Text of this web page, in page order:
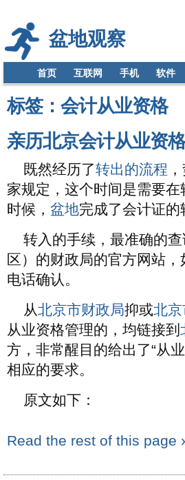
盆地观察
首页 互联网 手机 软件
标签：会计从业资格
亲历北京会计从业资
既然经历了转出的流程
家规定，这个时间是需要
时候， 盆地完成了会计证的
转入的手续，最准确的查
区）的财政局的官方网站
电话确认。
从北京市财政局抑或北
从业资格管理的，均链接到
方，非常醒目的给出了“从
相应的要求。
原文如下：
Read the rest of this page